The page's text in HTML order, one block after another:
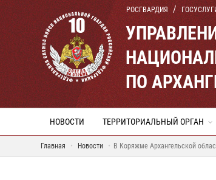
РОСГВАРДИЯ
ПО
НОВОСТИ ТЕРРИТОРИАЛЬНЫЙ ОРГАН
Главная Новости В Коряжме Архангельской